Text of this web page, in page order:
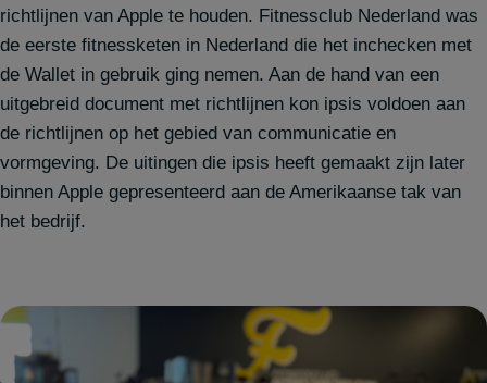
richtlijnen van Apple te houden. Fitnessclub Nederland was
de eerste fitnessketen in Nederland die het inchecken met
de Wallet in gebruik ging nemen. Aan de hand van een
uitgebreid document met richtlijnen kon ipsis voldoen aan
de richtlijnen op het gebied van communicatie en
vormgeving. De uitingen die ipsis heeft gemaakt zijn later
binnen Apple gepresenteerd aan de Amerikaanse tak van
het bedrijf.